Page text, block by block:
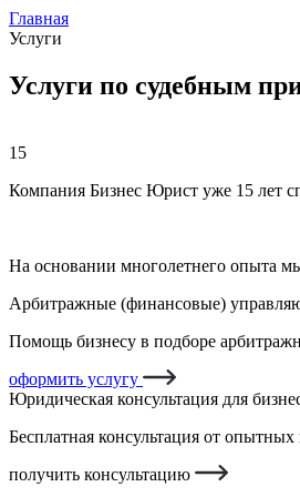
Главная
Услуги
Услуги по судебным
15
Компания Бизнес Юрист уже 15 лет
На основании многолетнего опыта
Арбитражные (финансовые)
Помощь бизнесу в подборе
оформить услугу
Юридическая консультация для
Бесплатная консультация от
получить консультацию